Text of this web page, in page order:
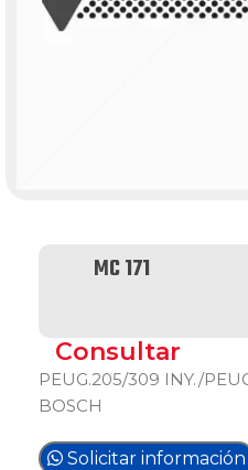
MC 171
Consultar
PEUG.205/309 INY./
BOSCH
Solicitar información